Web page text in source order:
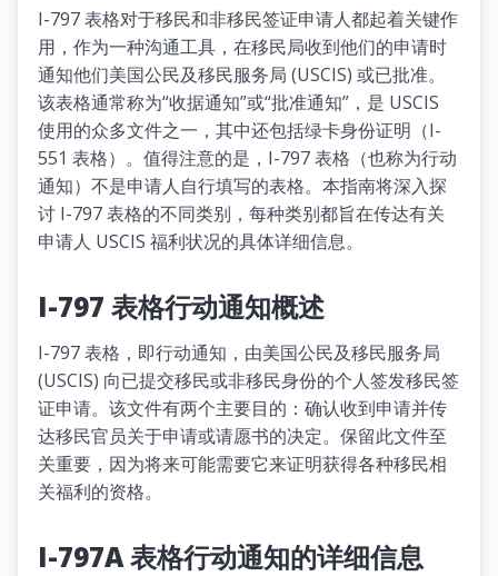
I-797 表格对于移民和非移民签证申请人都起着关键作
用，作为一种沟通工具，在移民局收到他们的申请时
通知他们美国公民及移民服务局 (USCIS) 或已批准。
该表格通常称为“收据通知”或“批准通知”，是 USCIS
使用的众多文件之一，其中还包括绿卡身份证明（I-
551 表格）。值得注意的是，I-797 表格（也称为行动
通知）不是申请人自行填写的表格。本指南将深入探
讨 I-797 表格的不同类别，每种类别都旨在传达有关
申请人 USCIS 福利状况的具体详细信息。
I-797 表格行动通知概述
I-797 表格，即行动通知，由美国公民及移民服务局
(USCIS) 向已提交移民或非移民身份的个人签发移民签
证申请。该文件有两个主要目的：确认收到申请并传
达移民官员关于申请或请愿书的决定。保留此文件至
关重要，因为将来可能需要它来证明获得各种移民相
关福利的资格。
I-797A 表格行动通知的详细信息